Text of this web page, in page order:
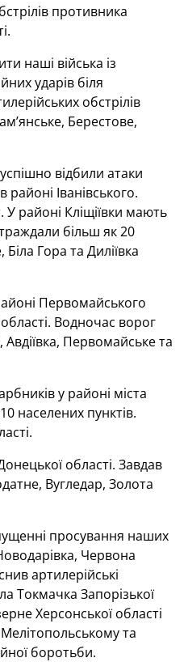
противника
наші війська із
ударів біля
обстрілів
Берестове,
відбили атаки
Іванівського.
У районі Кліщіївки мають
більш як 20
Гора та Диліївка
Первомайського
Водночас ворог
Первомайське та
у районі міста
населених пунктів.
області. Завдав
Вугледар, Золота
просування наших
Червона
артилерійські
Токмачка Запорізької
Херсонської області
та
боротьби.